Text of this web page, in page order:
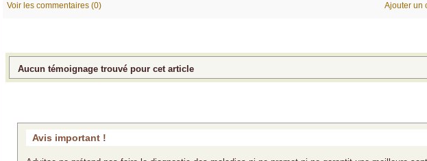
Voir les commentaires (0) Ajouter un
Aucun témoignage trouvé pour cet article
Avis important !